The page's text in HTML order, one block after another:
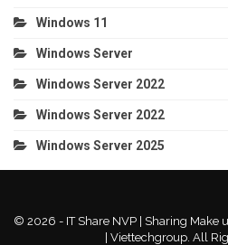
Windows 11
Windows Server
Windows Server 2022
Windows Server 2022
Windows Server 2025
© 2026 - IT Share NVP | Sharing Make
| Viettechgroup. All